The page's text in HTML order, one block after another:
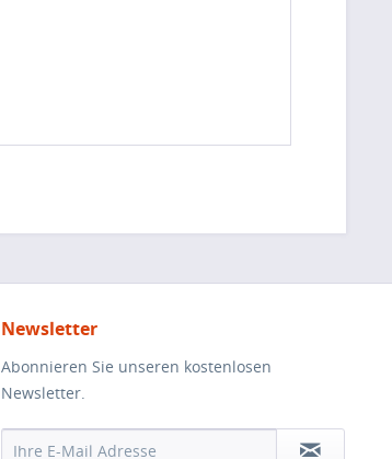
Newsletter
Abonnieren Sie unseren kostenlosen
Newsletter.